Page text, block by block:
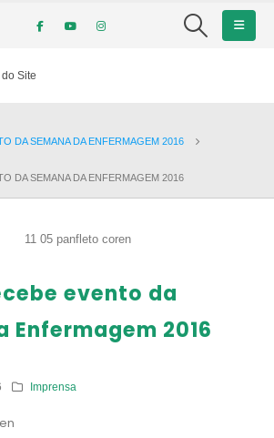
Site
DA SEMANA DA ENFERMAGEM 2016
DA SEMANA DA ENFERMAGEM 2016
evento da
Enfermagem 2016
Imprensa